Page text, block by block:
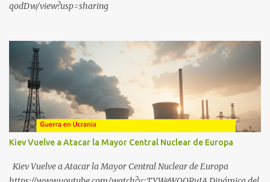
qodDw/view?usp=sharing
Kiev Vuelve a Atacar la Mayor Central Nuclear de Europa
Kiev Vuelve a Atacar la Mayor Central Nuclear de Europa